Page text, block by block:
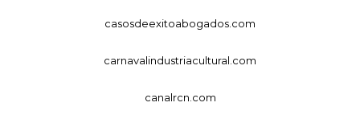
casosdeexitoabogados.com
carnavalindustriacultural.com
canalrcn.com